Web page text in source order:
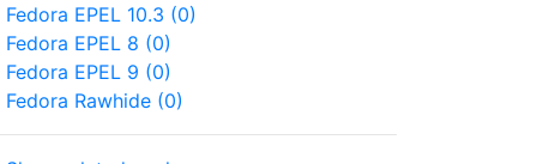
Fedora EPEL 10.3 (0)
Fedora EPEL 8 (0)
Fedora EPEL 9 (0)
Fedora Rawhide (0)